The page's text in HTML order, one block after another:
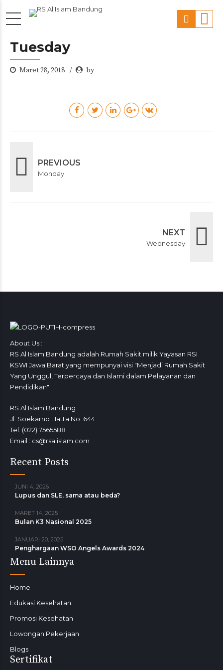
Tuesday
Maret 28, 2018 by
PREVIOUS
Monday
NEXT
Wednesday
About Us :
RS Al Islam Bandung adalah Rumah Sakit milik Yayasan RSI
KSWI Jawa Barat yang mempunyai visi "Menjadi Rumah Sakit
Yang Unggul, Terpercaya dan Islami dalam Pelayanan dan
Pendidikan"
RS Al Islam Bandung
Jl. Soekarno Hatta No. 644
Tel. (022) 7565588
Email : cs@rsalislam.com
Recent Posts
JUNI 4, 2026
Lupus dan SLE, sama atau beda?
MARET 14, 2025
Bulan K3 Nasional 2025
JANUARI 20, 2025
Penghargaan WSO Angels Awards 2024
Menu Lainnya
Home
Edukasi Kesehatan
Promosi Kesehatan
Lowongan Pekerjaan
Blogs
Sertifikat